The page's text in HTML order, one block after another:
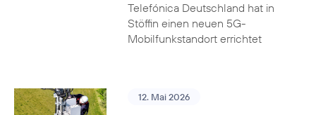
Telefónica Deutschland hat in
Stöffin einen neuen 5G-
Mobilfunkstandort errichtet
12. Mai 2026